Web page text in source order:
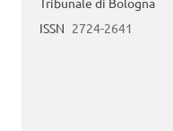
ISSN 2724-2641